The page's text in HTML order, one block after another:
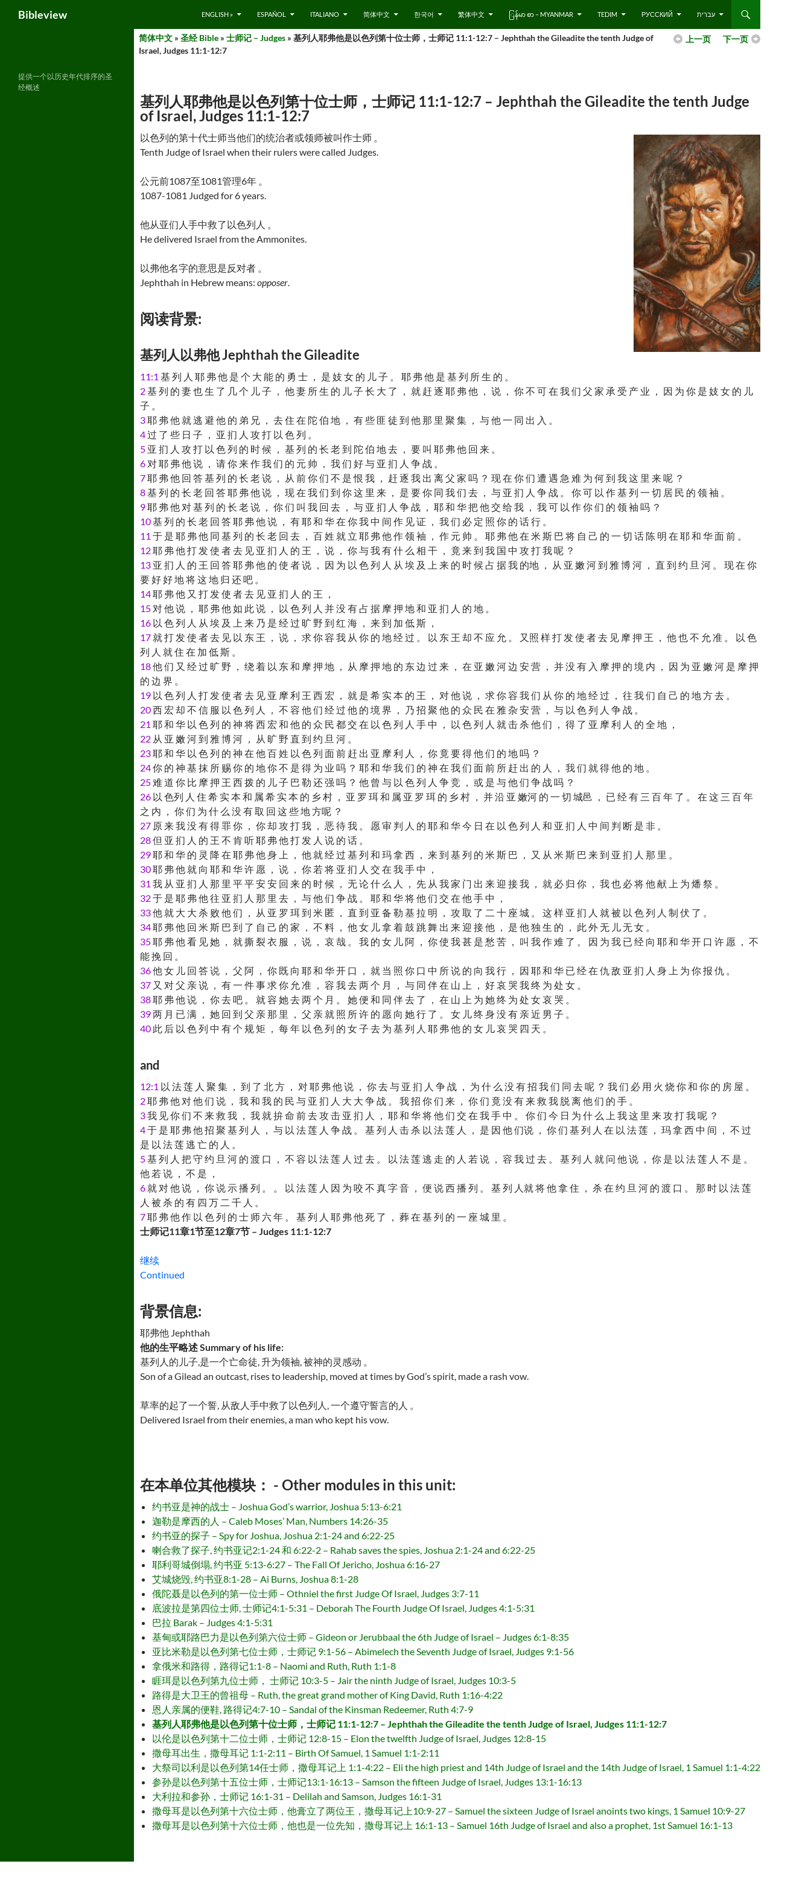
Bibleview ENGLISH » ESPAÑOL ITALIANO 简体中文 한국어 繁体中文 ြန်မာ စာ – MYANMAR TEDIM РУССКИЙ עברית
下一页
上一页
简体中文 » 圣经 Bible » 士师记 – Judges » 基列人耶弗他是以色列第十位士师，士师记 11:1-12:7 – Jephthah the Gileadite the tenth Judge of
Israel, Judges 11:1-12:7
基列人耶弗他是以色列第十位士师，士师记 11:1-12:7 – Jephthah the Gileadite the tenth Judge
of Israel, Judges 11:1-12:7
以色列的第十代士师当他们的统治者或领师被叫作士师 。
Tenth Judge of Israel when their rulers were called Judges.
公元前1087至1081管理6年 。
1087-1081 Judged for 6 years.
他从亚们人手中救了以色列人 。
He delivered Israel from the Ammonites.
以弗他名字的意思是反对者 。
Jephthah in Hebrew means: opposer.
阅读背景:
基列人以弗他 Jephthah the Gileadite
11:1 基 列 人 耶 弗 他 是 个 大 能 的 勇 士 ， 是 妓 女 的 儿 子 。 耶 弗 他 是 基 列 所 生 的 。
2基 列 的 妻 也 生 了 几 个 儿 子 ， 他 妻 所 生 的 儿 子 长 大 了 ， 就 赶 逐 耶 弗 他 ， 说 ， 你 不 可 在 我 们 父 家 承 受 产 业 ， 因 为 你 是 妓 女 的 儿
子 。
3耶 弗 他 就 逃 避 他 的 弟 兄 ， 去 住 在 陀 伯 地 ， 有 些 匪 徒 到 他 那 里 聚 集 ， 与 他 一 同 出 入 。
4过 了 些 日 子 ， 亚 扪 人 攻 打 以 色 列 。
5 亚 扪 人 攻 打 以 色 列 的 时 候 ， 基 列 的 长 老 到 陀 伯 地 去 ， 要 叫 耶 弗 他 回 来 。
6 对 耶 弗 他 说 ， 请 你 来 作 我 们 的 元 帅 ， 我 们 好 与 亚 扪 人 争 战 。
7耶 弗 他 回 答 基 列 的 长 老 说 ， 从 前 你 们 不 是 恨 我 ， 赶 逐 我 出 离 父 家 吗 ？ 现 在 你 们 遭 遇 急 难 为 何 到 我 这 里 来 呢 ？
8基 列 的 长 老 回 答 耶 弗 他 说 ， 现 在 我 们 到 你 这 里 来 ， 是 要 你 同 我 们 去 ， 与 亚 扪 人 争 战 。 你 可 以 作 基 列 一 切 居 民 的 领 袖 。
9耶 弗 他 对 基 列 的 长 老 说 ， 你 们 叫 我 回 去 ， 与 亚 扪 人 争 战 ， 耶 和 华 把 他 交 给 我 ， 我 可 以 作 你 们 的 领 袖 吗 ？
10基 列 的 长 老 回 答 耶 弗 他 说 ， 有 耶 和 华 在 你 我 中 间 作 见 证 ， 我 们 必 定 照 你 的 话 行 。
11 于 是 耶 弗 他 同 基 列 的 长 老 回 去 ， 百 姓 就 立 耶 弗 他 作 领 袖 ， 作 元 帅 。 耶 弗 他 在 米 斯 巴 将 自 己 的 一 切 话 陈 明 在 耶 和 华 面 前 。
12耶 弗 他 打 发 使 者 去 见 亚 扪 人 的 王 ， 说 ， 你 与 我 有 什 么 相 干 ， 竟 来 到 我 国 中 攻 打 我 呢 ？
13 亚 扪 人 的 王 回 答 耶 弗 他 的 使 者 说 ， 因 为 以 色 列 人 从 埃 及 上 来 的 时 候 占 据 我 的地 ， 从 亚 嫩 河 到 雅 博 河 ， 直 到 约 旦 河 。 现 在 你
要 好 好 地 将 这 地 归 还 吧 。
14耶 弗 他 又 打 发 使 者 去 见 亚 扪 人 的 王 ，
15 对 他 说 ， 耶 弗 他 如 此 说 ， 以 色 列 人 并 没 有 占 据 摩 押 地 和 亚 扪 人 的 地 。
16 以 色 列 人 从 埃 及 上 来 乃 是 经 过 旷 野 到 红 海 ， 来 到 加 低 斯 ，
17 就 打 发 使 者 去 见 以 东 王 ， 说 ， 求 你 容 我 从 你 的 地 经 过 。 以 东 王 却 不 应 允 。 又照 样 打 发 使 者 去 见 摩 押 王 ， 他 也 不 允 准 。 以 色
列 人 就 住 在 加 低 斯 。
18他 们 又 经 过 旷 野 ， 绕 着 以 东 和 摩 押 地 ， 从 摩 押 地 的 东 边 过 来 ， 在 亚 嫩 河 边 安 营 ， 并 没 有 入 摩 押 的 境 内 ， 因 为 亚 嫩 河 是 摩 押
的 边 界 。
19 以 色 列 人 打 发 使 者 去 见 亚 摩 利 王 西 宏 ， 就 是 希 实 本 的 王 ， 对 他 说 ， 求 你 容 我 们 从 你 的 地 经 过 ， 往 我 们 自 己 的 地 方 去 。
20西 宏 却 不 信 服 以 色 列 人 ， 不 容 他 们 经 过 他 的 境 界 ， 乃 招 聚 他 的 众 民 在 雅 杂 安 营 ， 与 以 色 列 人 争 战 。
21 耶 和 华 以 色 列 的 神 将 西 宏 和 他 的 众 民 都 交 在 以 色 列 人 手 中 ， 以 色 列 人 就 击 杀 他 们 ， 得 了 亚 摩 利 人 的 全 地 ，
22 从 亚 嫩 河 到 雅 博 河 ， 从 旷 野 直 到 约 旦 河 。
23耶 和 华 以 色 列 的 神 在 他 百 姓 以 色 列 面 前 赶 出 亚 摩 利 人 ， 你 竟 要 得 他 们 的 地 吗 ？
24你 的 神 基 抹 所 赐 你 的 地 你 不 是 得 为 业 吗 ？ 耶 和 华 我 们 的 神 在 我 们 面 前 所 赶 出 的 人 ， 我 们 就 得 他 的 地 。
25难 道 你 比 摩 押 王 西 拨 的 儿 子 巴 勒 还 强 吗 ？ 他 曾 与 以 色 列 人 争 竞 ， 或 是 与 他 们 争 战 吗 ？
26 以 色列 人 住 希 实 本 和 属 希 实 本 的 乡 村 ， 亚 罗 珥 和 属 亚 罗 珥 的 乡 村 ， 并 沿 亚 嫩河 的 一 切 城邑 ， 已 经 有 三 百 年 了 。 在 这 三 百 年
之 内 ， 你 们 为 什 么 没 有 取 回 这 些 地 方呢 ？
27 原 来 我 没 有 得 罪 你 ， 你 却 攻 打 我 ， 恶 待 我 。 愿 审 判 人 的 耶 和 华 今 日 在 以 色 列 人 和 亚 扪 人 中 间 判 断 是 非 。
28但 亚 扪 人 的 王 不 肯 听 耶 弗 他 打 发 人 说 的 话 。
29耶 和 华 的 灵 降 在 耶 弗 他 身 上 ， 他 就 经 过 基 列 和 玛 拿 西 ， 来 到 基 列 的 米 斯 巴 ， 又 从 米 斯 巴 来 到 亚 扪 人 那 里 。
30耶 弗 他 就 向 耶 和 华 许 愿 ， 说 ， 你 若 将 亚 扪 人 交 在 我 手 中 ，
31 我 从 亚 扪 人 那 里 平 平 安 安 回 来 的 时 候 ， 无 论 什 么 人 ， 先 从 我 家 门 出 来 迎 接 我 ， 就 必 归 你 ， 我 也 必 将 他 献 上 为 燔 祭 。
32于 是 耶 弗 他 往 亚 扪 人 那 里 去 ， 与 他 们 争 战 。 耶 和 华 将 他 们 交 在 他 手 中 ，
33他 就 大 大 杀 败 他 们 ， 从 亚 罗 珥 到 米 匿 ， 直 到 亚 备 勒 基 拉 明 ， 攻 取 了 二 十 座 城 。 这 样 亚 扪 人 就 被 以 色 列 人 制 伏 了 。
34耶 弗 他 回 米 斯 巴 到 了 自 己 的 家 ， 不 料 ， 他 女 儿 拿 着 鼓 跳 舞 出 来 迎 接 他 ， 是 他 独 生 的 ， 此 外 无 儿 无 女 。
35耶 弗 他 看 见 她 ， 就 撕 裂 衣 服 ， 说 ， 哀 哉 。 我 的 女 儿 阿 ， 你 使 我 甚 是 愁 苦 ， 叫 我 作 难 了 。 因 为 我 已 经 向 耶 和 华 开 口 许 愿 ， 不
能 挽 回 。
36他 女 儿 回 答 说 ， 父 阿 ， 你 既 向 耶 和 华 开 口 ， 就 当 照 你 口 中 所 说 的 向 我 行 ， 因 耶 和 华 已 经 在 仇 敌 亚 扪 人 身 上 为 你 报 仇 。
37 又 对 父 亲 说 ， 有 一 件 事 求 你 允 准 ， 容 我 去 两 个 月 ， 与 同 伴 在 山 上 ， 好 哀 哭 我 终 为 处 女 。
38耶 弗 他 说 ， 你 去 吧 。 就 容 她 去 两 个 月 。 她 便 和 同 伴 去 了 ， 在 山 上 为 她 终 为 处 女 哀 哭 。
39两 月 已 满 ， 她 回 到 父 亲 那 里 ， 父 亲 就 照 所 许 的 愿 向 她 行 了 。 女 儿 终 身 没 有 亲 近 男 子 。
40 此 后 以 色 列 中 有 个 规 矩 ， 每 年 以 色 列 的 女 子 去 为 基 列 人 耶 弗 他 的 女 儿 哀 哭 四 天 。
and
12:1 以 法 莲 人 聚 集 ， 到 了 北 方 ， 对 耶 弗 他 说 ， 你 去 与 亚 扪 人 争 战 ， 为 什 么 没 有 招 我 们 同 去 呢 ？ 我 们 必 用 火 烧 你 和 你 的 房 屋 。
2耶 弗 他 对 他 们 说 ， 我 和 我 的 民 与 亚 扪 人 大 大 争 战 。 我 招 你 们 来 ， 你 们 竟 没 有 来 救 我 脱 离 他 们 的 手 。
3我 见 你 们 不 来 救 我 ， 我 就 拚 命 前 去 攻 击 亚 扪 人 ， 耶 和 华 将 他 们 交 在 我 手 中 。 你 们 今 日 为 什 么 上 我 这 里 来 攻 打 我 呢 ？
4于 是 耶 弗 他 招 聚 基 列 人 ， 与 以 法 莲 人 争 战 。 基 列 人 击 杀 以 法 莲 人 ， 是 因 他 们说 ， 你 们 基 列 人 在 以 法 莲 ， 玛 拿 西 中 间 ， 不 过
是 以 法 莲 逃 亡 的 人 。
5基 列 人 把 守 约 旦 河 的 渡 口 ， 不 容 以 法 莲 人 过 去 。 以 法 莲 逃 走 的 人 若 说 ， 容 我 过 去 。 基 列 人 就 问 他 说 ， 你 是 以 法 莲 人 不 是 。
他 若 说 ， 不 是 ，
6 就 对 他 说 ， 你 说 示 播 列 。 。 以 法 莲 人 因 为 咬 不 真 字 音 ， 便 说 西 播 列 。 基 列 人就 将 他 拿 住 ， 杀 在 约 旦 河 的 渡 口 。 那 时 以 法 莲
人 被 杀 的 有 四 万 二 千 人 。
7耶 弗 他 作 以 色 列 的 士 师 六 年 。 基 列 人 耶 弗 他 死 了 ， 葬 在 基 列 的 一 座 城 里 。
士师记11章1节至12章7节 – Judges 11:1-12:7
继续
Continued
背景信息:
耶弗他 Jephthah
他的生平略述 Summary of his life:
基列人的儿子,是一个亡命徒, 升为领袖, 被神的灵感动 。
Son of a Gilead an outcast, rises to leadership, moved at times by God’s spirit, made a rash vow.
草率的起了一个誓, 从敌人手中救了以色列人, 一个遵守誓言的人 。
Delivered Israel from their enemies, a man who kept his vow.
在本单位其他模块： - Other modules in this unit:
约书亚是神的战士 – Joshua God’s warrior, Joshua 5:13-6:21
迦勒是摩西的人 – Caleb Moses’ Man, Numbers 14:26-35
约书亚的探子 – Spy for Joshua, Joshua 2:1-24 and 6:22-25
喇合救了探子, 约书亚记2:1-24 和 6:22-2 – Rahab saves the spies, Joshua 2:1-24 and 6:22-25
耶利哥城倒塌, 约书亚 5:13-6:27 – The Fall Of Jericho, Joshua 6:16-27
艾城烧毁, 约书亚8:1-28 – Ai Burns, Joshua 8:1-28
俄陀聂是以色列的第一位士师 – Othniel the first Judge Of Israel, Judges 3:7-11
底波拉是第四位士师, 士师记4:1-5:31 – Deborah The Fourth Judge Of Israel, Judges 4:1-5:31
巴拉 Barak – Judges 4:1-5:31
基甸或耶路巴力是以色列第六位士师 – Gideon or Jerubbaal the 6th Judge of Israel – Judges 6:1-8:35
亚比米勒是以色列第七位士师，士师记 9:1-56 – Abimelech the Seventh Judge of Israel, Judges 9:1-56
拿俄米和路得，路得记1:1-8 – Naomi and Ruth, Ruth 1:1-8
睚珥是以色列第九位士师， 士师记 10:3-5 – Jair the ninth Judge of Israel, Judges 10:3-5
路得是大卫王的曾祖母 – Ruth, the great grand mother of King David, Ruth 1:16-4:22
恩人亲属的便鞋, 路得记4:7-10 – Sandal of the Kinsman Redeemer, Ruth 4:7-9
基列人耶弗他是以色列第十位士师，士师记 11:1-12:7 – Jephthah the Gileadite the tenth Judge of Israel, Judges 11:1-12:7
以伦是以色列第十二位士师，士师记 12:8-15 – Elon the twelfth Judge of Israel, Judges 12:8-15
撒母耳出生，撒母耳记 1:1-2:11 – Birth Of Samuel, 1 Samuel 1:1-2:11
大祭司以利是以色列第14任士师，撒母耳记上 1:1-4:22 – Eli the high priest and 14th Judge of Israel and the 14th Judge of Israel, 1 Samuel 1:1-4:22
参孙是以色列第十五位士师，士师记13:1-16:13 – Samson the fifteen Judge of Israel, Judges 13:1-16:13
大利拉和参孙，士师记 16:1-31 – Delilah and Samson, Judges 16:1-31
撒母耳是以色列第十六位士师，他膏立了两位王，撒母耳记上10:9-27 – Samuel the sixteen Judge of Israel anoints two kings, 1 Samuel 10:9-27
撒母耳是以色列第十六位士师，他也是一位先知，撒母耳记上 16:1-13 – Samuel 16th Judge of Israel and also a prophet, 1st Samuel 16:1-13
提供一个以历史年代排序的圣
经概述